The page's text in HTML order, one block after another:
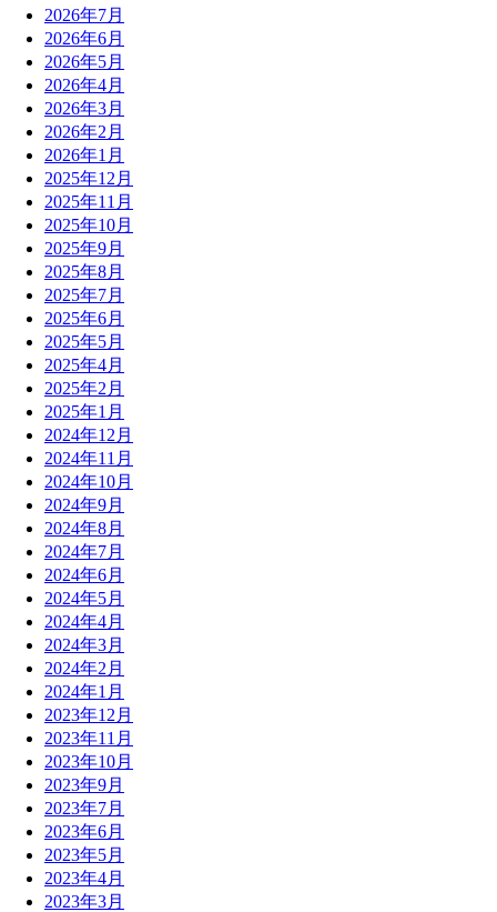
2026年7月
2026年6月
2026年5月
2026年4月
2026年3月
2026年2月
2026年1月
2025年12月
2025年11月
2025年10月
2025年9月
2025年8月
2025年7月
2025年6月
2025年5月
2025年4月
2025年2月
2025年1月
2024年12月
2024年11月
2024年10月
2024年9月
2024年8月
2024年7月
2024年6月
2024年5月
2024年4月
2024年3月
2024年2月
2024年1月
2023年12月
2023年11月
2023年10月
2023年9月
2023年7月
2023年6月
2023年5月
2023年4月
2023年3月